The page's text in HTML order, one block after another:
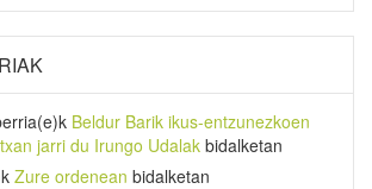
(e)k Beldur Barik ikus-entzunezkoen
jarri du Irungo Udalak bidalketan
Zure ordenean bidalketan